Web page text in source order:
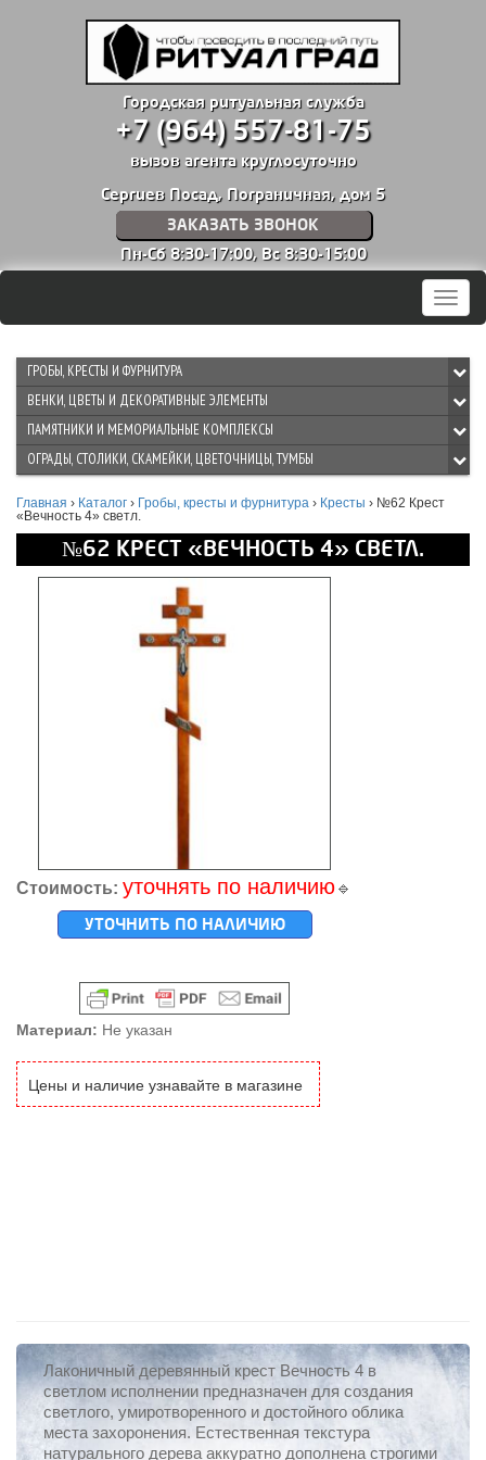
Городская ритуальная служба
+7 (964) 557-81-75
вызов агента круглосуточно
Сергиев Посад, Пограничная, дом 5
ЗАКАЗАТЬ ЗВОНОК
Пн-Сб 8:30-17:00, Вс 8:30-15:00
Меню
ГРОБЫ, КРЕСТЫ И ФУРНИТУРА
ВЕНКИ, ЦВЕТЫ И ДЕКОРАТИВНЫЕ ЭЛЕМЕНТЫ
ПАМЯТНИКИ И МЕМОРИАЛЬНЫЕ КОМПЛЕКСЫ
ОГРАДЫ, СТОЛИКИ, СКАМЕЙКИ, ЦВЕТОЧНИЦЫ, ТУМБЫ
Главная › Каталог › Гробы, кресты и фурнитура › Кресты › №62 Крест
«Вечность 4» светл.
№62 КРЕСТ «ВЕЧНОСТЬ 4» СВЕТЛ.
Стоимость: уточнять по наличию🔹
УТОЧНИТЬ ПО НАЛИЧИЮ
Материал: Не указан
Цены и наличие узнавайте в магазине
Лаконичный деревянный крест Вечность 4 в
светлом исполнении предназначен для создания
светлого, умиротворенного и достойного облика
места захоронения. Естественная текстура
натурального дерева аккуратно дополнена строгими